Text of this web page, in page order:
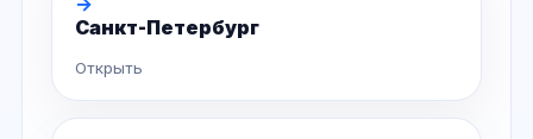
Санкт-Петербург
Открыть